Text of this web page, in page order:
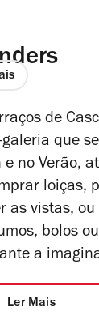
de
que
no Verão,
loiças,
as vistas,
bolos
a
Ler Mais